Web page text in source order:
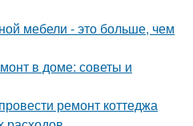
мебели - это больше, чем
в доме: советы и
ремонт коттеджа